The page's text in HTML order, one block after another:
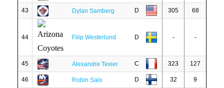
43 Dylan Samberg D 305 68
44 Filip Westerlund D - -
45 Alexandre Texier C 323 127
46 Robin Salo D 32 9